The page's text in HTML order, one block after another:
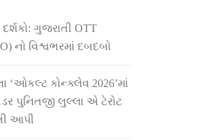
ગુજરાતી OTT
નો વિશ્વભરમાં દબદબો
‘ઓકલ્ટ કોન્ક્લેવ 2026’માં
પુનિતજી લુલ્લા એ ટેરોટ
આપી